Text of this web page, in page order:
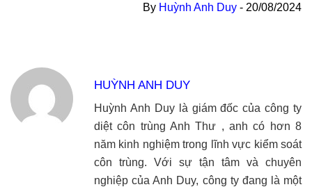
By Huỳnh Anh Duy - 20/08/2024
HUỲNH ANH DUY
Huỳnh Anh Duy là giám đốc của công ty
diệt côn trùng Anh Thư , anh có hơn 8
năm kinh nghiệm trong lĩnh vực kiểm soát
côn trùng. Với sự tận tâm và chuyên
nghiệp của Anh Duy, công ty đang là một